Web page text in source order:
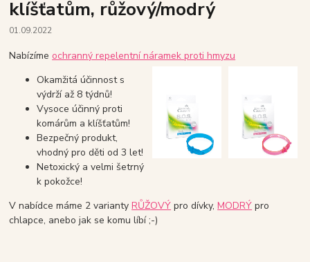
klíšťatům, růžový/modrý
01.09.2022
Nabízímeochranný repelentní náramek proti hmyzu
Okamžitá účinnost s
výdrží až 8 týdnů!
Vysoce účinný proti
komárům a klíšťatům!
Bezpečný produkt,
vhodný pro děti od 3 let!
Netoxický a velmi šetrný
k pokožce!
V nabídce máme 2 variantyRŮŽOVÝ pro dívky,MODRÝ pro
chlapce, anebo jak se komu líbí ;-)